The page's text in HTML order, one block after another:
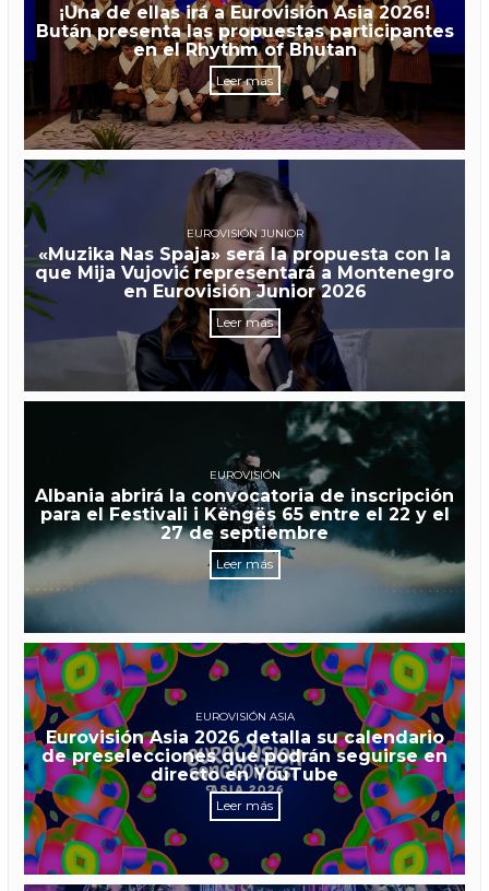
¡Una de ellas irá a Eurovisión Asia 2026!
Bután presenta las propuestas participantes
en el Rhythm of Bhutan
Leer más
EUROVISIÓN JUNIOR
«Muzika Nas Spaja» será la propuesta con la
que Mija Vujović representará a Montenegro
en Eurovisión Junior 2026
Leer más
EUROVISIÓN
Albania abrirá la convocatoria de inscripción
para el Festivali i Këngës 65 entre el 22 y el
27 de septiembre
Leer más
EUROVISIÓN ASIA
Eurovisión Asia 2026 detalla su calendario
de preselecciones que podrán seguirse en
directo en YouTube
Leer más